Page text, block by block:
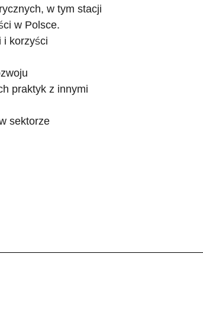
w tym stacji
w Polsce.
i korzyści
praktyk z innymi
sektorze